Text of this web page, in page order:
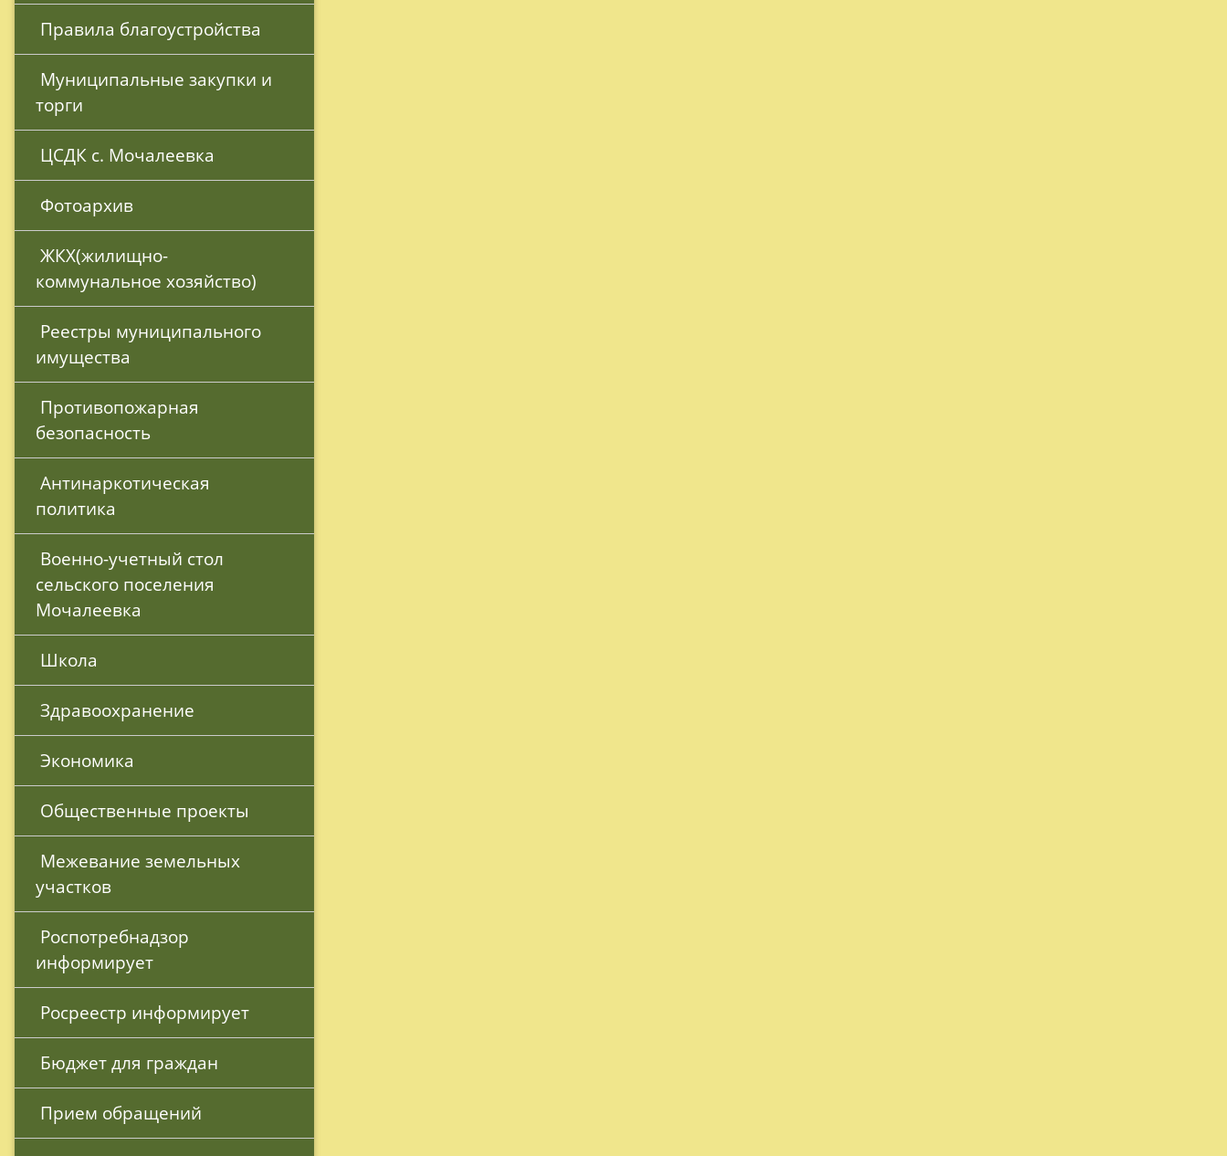
Правила благоустройства
торги
ЦСДК с. Мочалеевка
Фотоархив
коммунальное хозяйство)
имущества
безопасность
политика
сельского поселения
Мочалеевка
Школа
Здравоохранение
Экономика
Общественные проекты
участков
информирует
Росреестр информирует
Бюджет для граждан
Прием обращений